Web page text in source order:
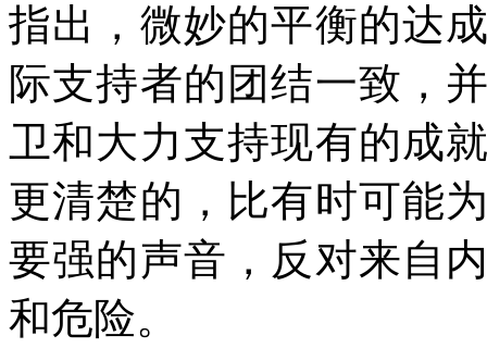
指出，微妙的平衡的达
际支持者的团结一致，
卫和大力支持现有的成
更清楚的，比有时可能
要强的声音，反对来自
和危险。